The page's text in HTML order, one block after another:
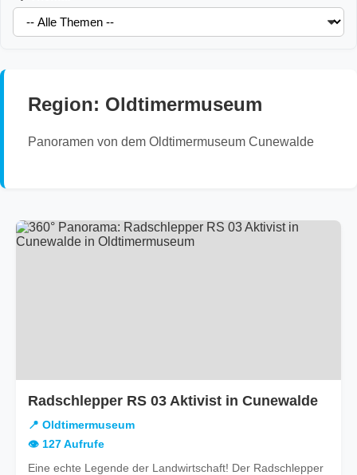
Region: Oldtimermuseum
Panoramen von dem Oldtimermuseum Cunewalde
Radschlepper RS 03 Aktivist in Cunewaldein
📍 Oldtimermuseum
👁️ 127 Aufrufe
Eine echte Legende der Landwirtschaft! Der Radschlepper